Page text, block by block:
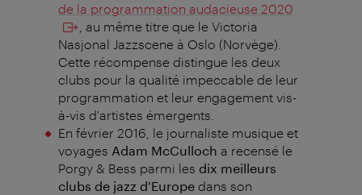
de la programmation audacieuse 2020
, au même titre que le Victoria
Nasjonal Jazzscene à Oslo (Norvège).
Cette récompense distingue les deux
clubs pour la qualité impeccable de leur
programmation et leur engagement vis-
à-vis d'artistes émergents.
En février 2016, le journaliste musique et
voyages Adam McCulloch a recensé le
Porgy & Bess parmi les dix meilleurs
clubs de jazz d'Europedans son